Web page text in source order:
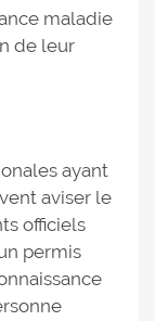
maladie
de leur
ayant
aviser le
officiels
permis